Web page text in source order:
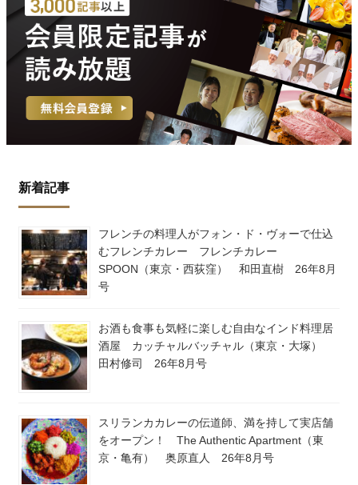
新着記事
フレンチの料理人がフォン・ド・ヴォーで仕込
むフレンチカレー フレンチカレー
SPOON（東京・西荻窪） 和田直樹 26年8月
号
お酒も食事も気軽に楽しむ自由なインド料理居
酒屋 カッチャルバッチャル（東京・大塚）
田村修司 26年8月号
スリランカカレーの伝道師、満を持して実店舗
をオープン！ The Authentic Apartment（東
京・亀有） 奥原直人 26年8月号